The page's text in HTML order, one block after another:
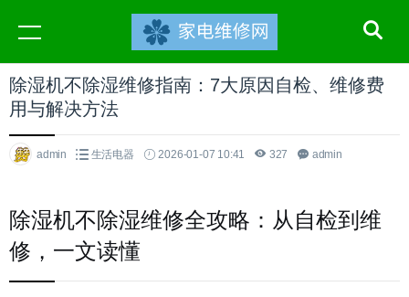
除湿机不除湿维修指南：7大原因自检、维修费
用与解决方法
admin 生活电器 2026-01-07 10:41 327 admin
除湿机不除湿维修全攻略：从自检到维
修，一文读懂